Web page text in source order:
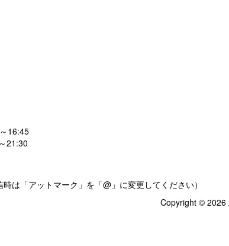
16:45
21:30
は「アットマーク」を「@」に変更してください）
Copyright © 2026